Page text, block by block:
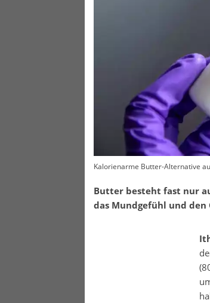
Kalorienarme Butter-Alternative
Butter besteht fast nur
das Mundgefühl und